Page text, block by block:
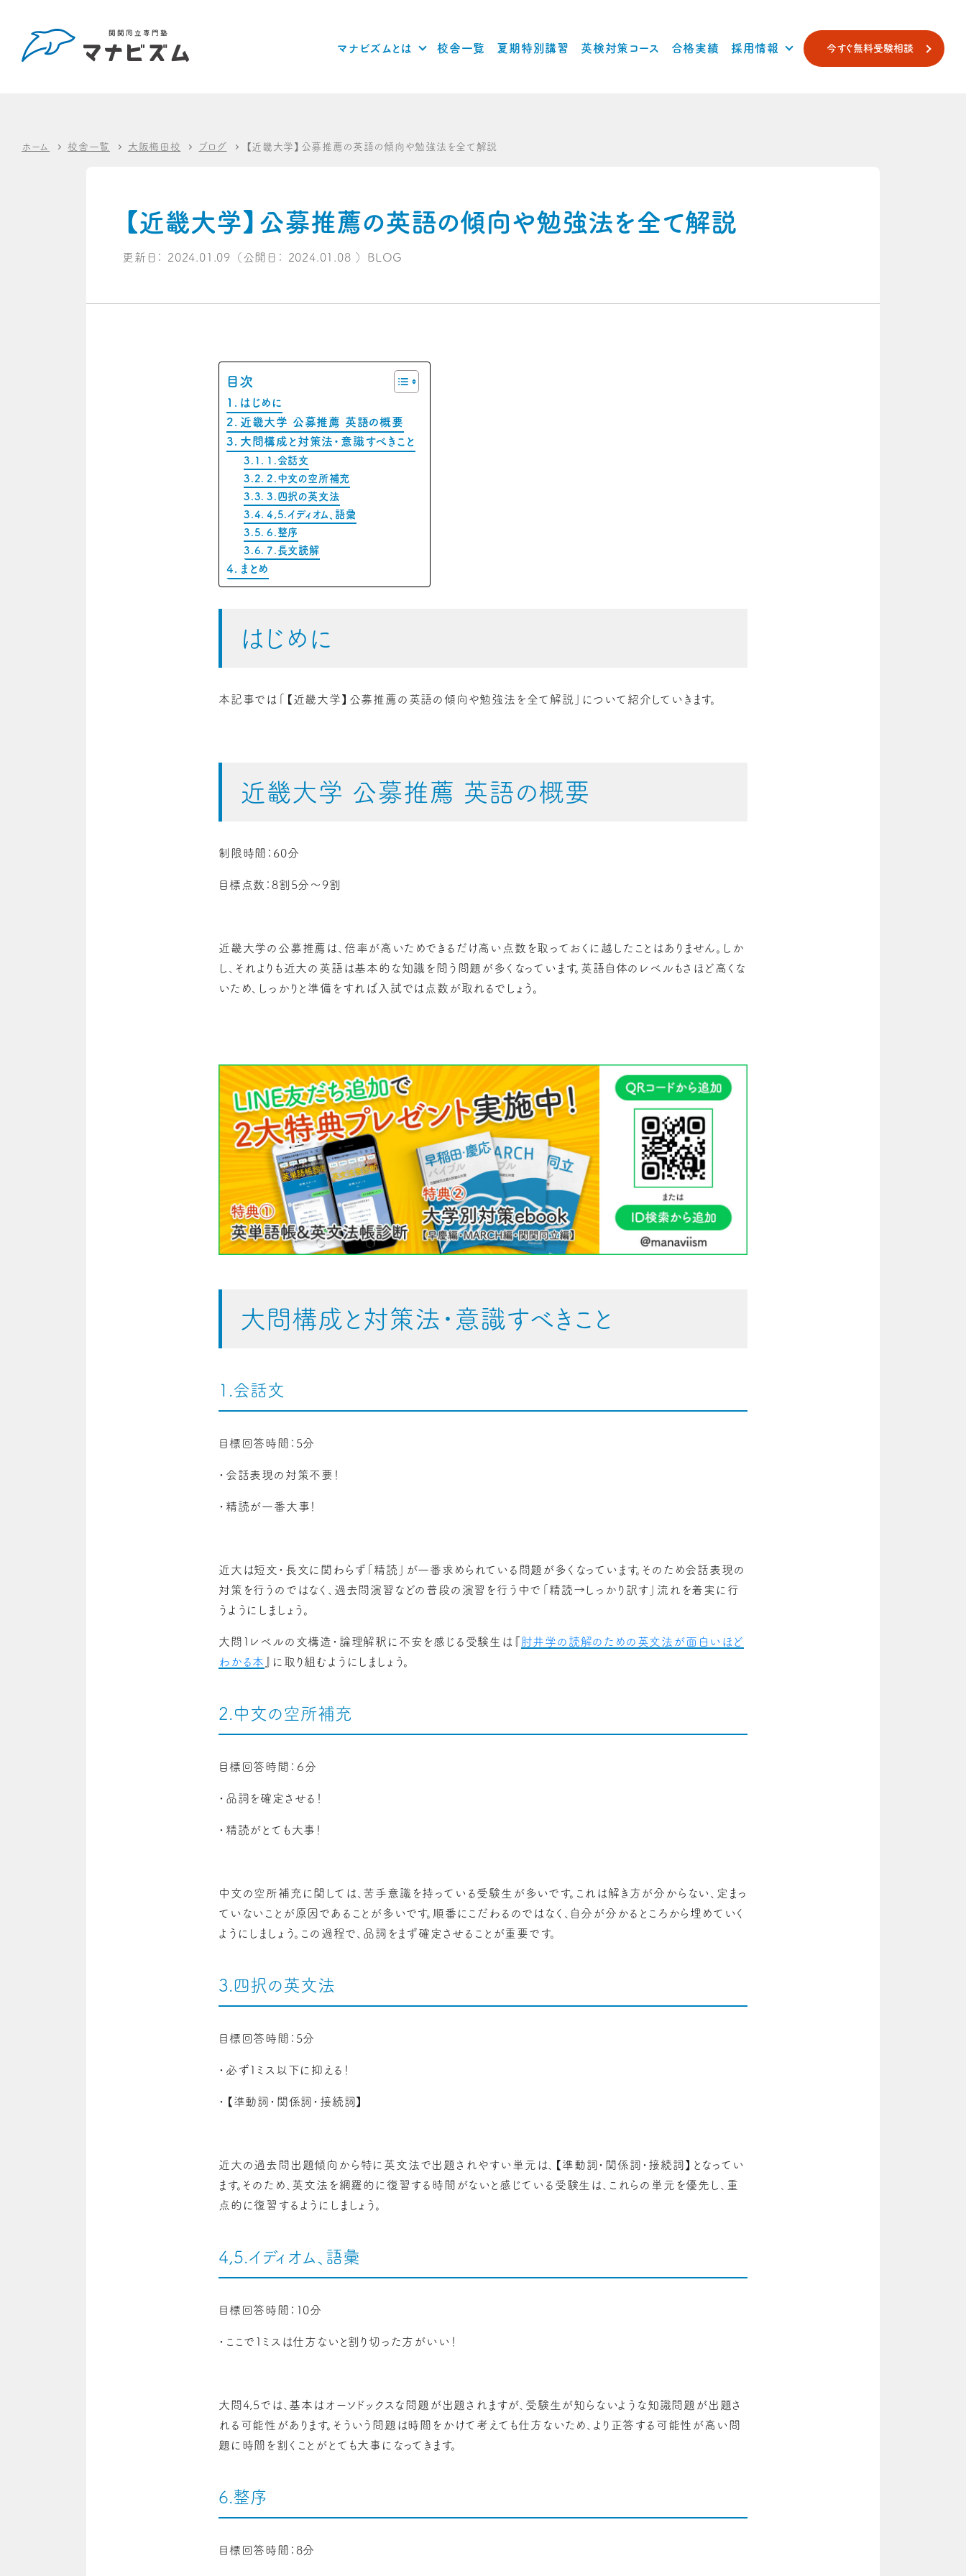
マナビズムとは 校舎一覧 夏期特別講習 英検対策コース 合格実績 採用情報 今すぐ無料受験相談
ホーム 校舎一覧 大阪梅田校 ブログ 【近畿大学】公募推薦の英語の傾向や勉強法を全て解説
【近畿大学】公募推薦の英語の傾向や勉強法を全て解説
更新日： 2024.01.09 （公開日： 2024.01.08 ） BLOG
目次
はじめに
近畿大学 公募推薦 英語の概要
大問構成と対策法・意識すべきこと
1.会話文
2.中文の空所補充
3.四択の英文法
4,5.イディオム、語彙
6.整序
7.長文読解
まとめ
はじめに
本記事では「【近畿大学】公募推薦の英語の傾向や勉強法を全て解説」について紹介していきます。
近畿大学 公募推薦 英語の概要
制限時間：60分
目標点数：8割5分〜9割
近畿大学の公募推薦は、倍率が高いためできるだけ高い点数を取っておくに越したことはありません。しか
し、それよりも近大の英語は基本的な知識を問う問題が多くなっています。英語自体のレベルもさほど高くな
いため、しっかりと準備をすれば入試では点数が取れるでしょう。
大問構成と対策法・意識すべきこと
1.会話文
目標回答時間：5分
・会話表現の対策不要！
・精読が一番大事！
近大は短文・長文に関わらず「精読」が一番求められている問題が多くなっています。そのため会話表現の
対策を行うのではなく、過去問演習などの普段の演習を行う中で「精読→しっかり訳す」流れを着実に行
うようにしましょう。
大問1レベルの文構造・論理解釈に不安を感じる受験生は『 肘井学の読解のための英文法が面白いほど
わかる本
』に取り組むようにしましょう。
2.中文の空所補充
目標回答時間：６分
・品詞を確定させる！
・精読がとても大事！
中文の空所補充に関しては、苦手意識を持っている受験生が多いです。これは解き方が分からない、定まっ
ていないことが原因であることが多いです。順番にこだわるのではなく、自分が分かるところから埋めていく
ようにしましょう。この過程で、品詞をまず確定させることが重要です。
3.四択の英文法
目標回答時間：5分
・必ず1ミス以下に抑える！
・【準動詞・関係詞・接続詞】
近大の過去問出題傾向から特に英文法で出題されやすい単元は、【準動詞・関係詞・接続詞】となってい
ます。そのため、英文法を網羅的に復習する時間がないと感じている受験生は、これらの単元を優先し、重
点的に復習するようにしましょう。
4,5.イディオム、語彙
目標回答時間：10分
・ここで1ミスは仕方ないと割り切った方がいい！
大問4,5では、基本はオーソドックスな問題が出題されますが、受験生が知らないような知識問題が出題さ
れる可能性があります。そういう問題は時間をかけて考えても仕方ないため、より正答する可能性が高い問
題に時間を割くことがとても大事になってきます。
6.整序
目標回答時間：8分